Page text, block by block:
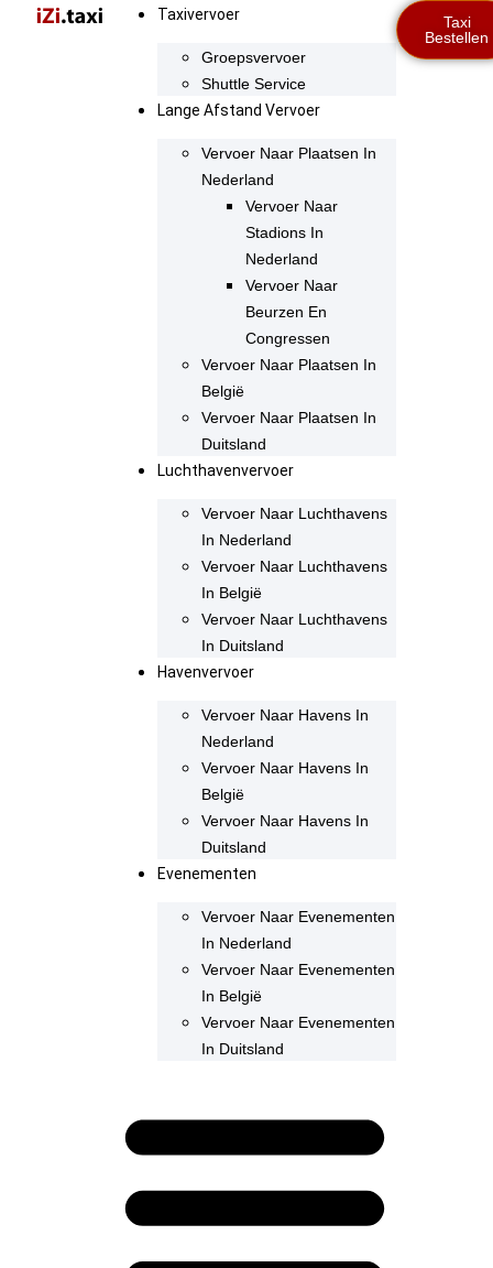
Taxivervoer
Groepsvervoer
Shuttle Service
Lange Afstand Vervoer
Vervoer Naar Plaatsen In
Nederland
Vervoer Naar
Stadions In
Nederland
Vervoer Naar
Beurzen En
Congressen
Vervoer Naar Plaatsen In
België
Vervoer Naar Plaatsen In
Duitsland
Luchthavenvervoer
Vervoer Naar Luchthavens
In Nederland
Vervoer Naar Luchthavens
In België
Vervoer Naar Luchthavens
In Duitsland
Havenvervoer
Vervoer Naar Havens In
Nederland
Vervoer Naar Havens In
België
Vervoer Naar Havens In
Duitsland
Evenementen
Vervoer Naar Evenementen
In Nederland
Vervoer Naar Evenementen
In België
Vervoer Naar Evenementen
In Duitsland
Taxi
Bestellen